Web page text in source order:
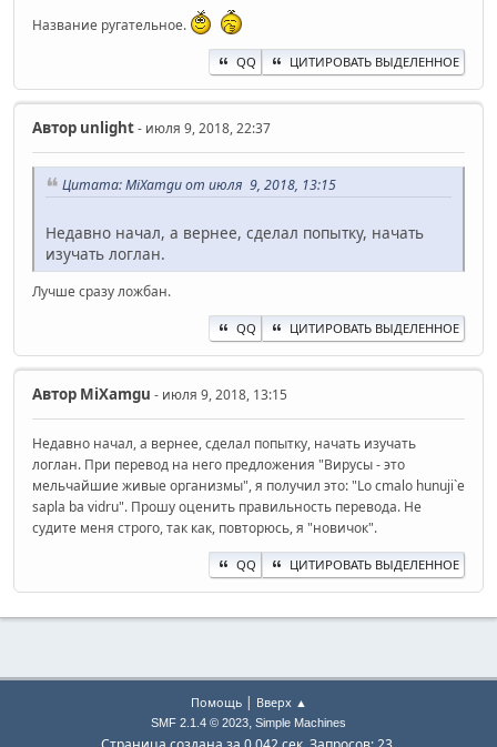
Название ругательное.
QQ ЦИТИРОВАТЬ ВЫДЕЛЕННОЕ
Автор unlight- июля 9, 2018, 22:37
Цитата: MiXamgu от июля 9, 2018, 13:15
Недавно начал, а вернее, сделал попытку, начать
изучать логлан.
Лучше сразу ложбан.
QQ ЦИТИРОВАТЬ ВЫДЕЛЕННОЕ
Автор MiXamgu - июля 9, 2018, 13:15
Недавно начал, а вернее, сделал попытку, начать изучать
логлан. При перевод на него предложения "Вирусы - это
мельчайшие живые организмы", я получил это: "Lo cmalo hunuji`e
sapla ba vidru". Прошу оценить правильность перевода. Не
судите меня строго, так как, повторюсь, я "новичок".
QQ ЦИТИРОВАТЬ ВЫДЕЛЕННОЕ
Помощь| Вверх ▲
SMF 2.1.4 © 2023, Simple Machines